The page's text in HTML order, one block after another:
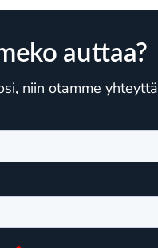
auttaa?
niin otamme yhteyttä